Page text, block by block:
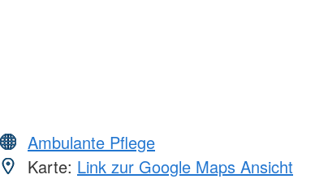
Ambulante Pflege
Karte: Link zur Google Maps Ansicht